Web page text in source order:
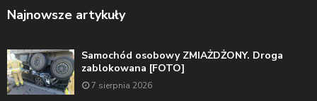
Najnowsze artykuły
Samochód osobowy ZMIAŻDŻONY. Droga
zablokowana [FOTO]
7 sierpnia 2026